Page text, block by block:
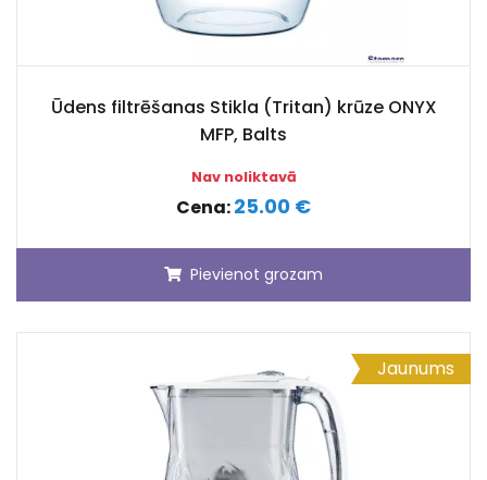
Ūdens filtrēšanas Stikla (Tritan) krūze ONYX
MFP, Balts
Nav noliktavā
Cena:25.00 €
Pievienot grozam
Jaunums